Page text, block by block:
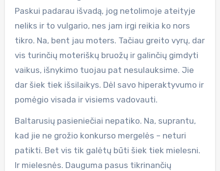
Paskui padarau išvadą, jog netolimoje ateityje
neliks ir to vulgario, nes jam irgi reikia ko nors
tikro. Na, bent jau moters. Tačiau greito vyrų, dar
vis turinčių moteriškų bruožų ir galinčių gimdyti
vaikus, išnykimo tuojau pat nesulauksime. Jie
dar šiek tiek išsilaikys. Dėl savo hiperaktyvumo ir
pomėgio visada ir visiems vadovauti.
Baltarusių pasieniečiai nepatiko. Na, suprantu,
kad jie ne grožio konkurso mergelės – neturi
patikti. Bet vis tik galėtų būti šiek tiek mielesni.
Ir mielesnės. Dauguma pasus tikrinančių